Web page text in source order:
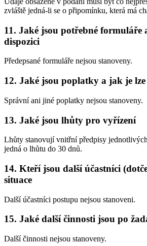
zvláště jedná-li se o připomínku, která má
11. Jaké jsou potřebné formuláře
dispozici
Předepsané formuláře nejsou stanoveny.
12. Jaké jsou poplatky a jak je
Správní ani jiné poplatky nejsou stanoveny.
13. Jaké jsou lhůty pro vyřízení
Lhůty stanovují vnitřní předpisy
jedná o lhůtu do 30 dnů.
14. Kteří jsou další účastníci
situace
Další účastníci postupu nejsou stanoveni.
15. Jaké další činnosti jsou po
Další činnosti nejsou stanoveny.